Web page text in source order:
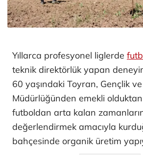
Yıllarca profesyonel liglerde
teknik direktörlük yapan
60 yaşındaki Toyran, Gençlik ve
Müdürlüğünden emekli
futboldan arta kalan
değerlendirmek amacıyla
bahçesinde organik üretim